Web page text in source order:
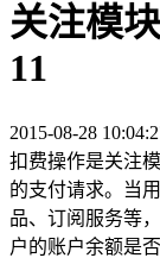
关注模
11
2015-08-28
扣费操作是关注
的支付请求。当
品、订阅服务等
户的账户余额是